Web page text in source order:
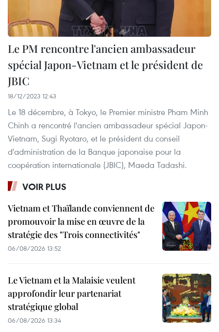
Le PM rencontre l'ancien ambassadeur
spécial Japon-Vietnam et le président de
JBIC
18/12/2023 12:43
Le 18 décembre, à Tokyo, le Premier ministre Pham Minh
Chinh a rencontré l'ancien ambassadeur spécial Japon-
Vietnam, Sugi Ryotaro, et le président du conseil
d'administration de la Banque japonaise pour la
coopération internationale (JBIC), Maeda Tadashi.
VOIR PLUS
Vietnam et Thaïlande conviennent de
promouvoir la mise en œuvre de la
stratégie des "Trois connectivités"
06/08/2026 13:52
Le Vietnam et la Malaisie veulent
approfondir leur partenariat
stratégique global
06/08/2026 13:34